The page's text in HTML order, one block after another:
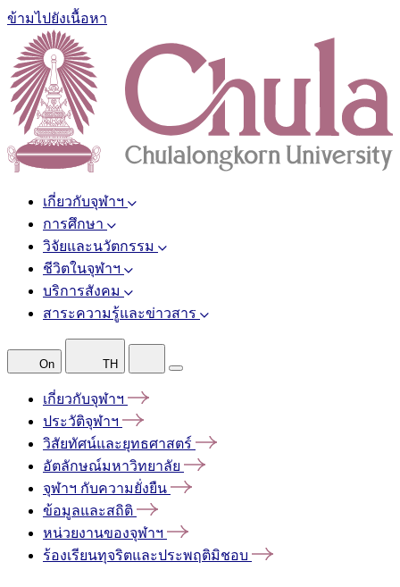
ข้ามไปยังเนื้อหา
เกี่ยวกับจุฬาฯ
การศึกษา
วิจัยและนวัตกรรม
ชีวิตในจุฬาฯ
บริการสังคม
สาระความรู้และข่าวสาร
On TH
เกี่ยวกับจุฬาฯ
ประวัติจุฬาฯ
วิสัยทัศน์และยุทธศาสตร์
อัตลักษณ์มหาวิทยาลัย
จุฬาฯ กับความยั่งยืน
ข้อมูลและสถิติ
หน่วยงานของจุฬาฯ
ร้องเรียนทุจริตและประพฤติมิชอบ